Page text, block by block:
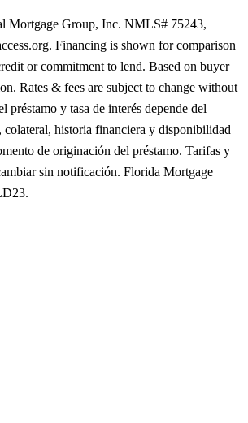
Mortgage Group, Inc. NMLS# 75243,
Financing is shown for comparison
or commitment to lend. Based on buyer
Rates & fees are subject to change without
préstamo y tasa de interés depende del
colateral, historia financiera y disponibilidad
de originación del préstamo. Tarifas y
sin notificación. Florida Mortgage